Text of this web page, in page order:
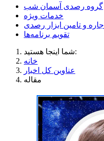
گروه رصدی آسمان شب
خدمات ویژه
اجاره و تامین ابزار رصدی
تقویم برنامه‌ها
شما اینجا هستید:
خانه
عناوین کل اخبار